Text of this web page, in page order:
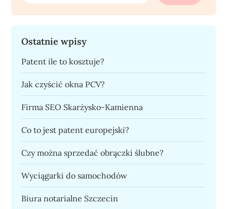
Ostatnie wpisy
Patent ile to kosztuje?
Jak czyścić okna PCV?
Firma SEO Skarżysko-Kamienna
Co to jest patent europejski?
Czy można sprzedać obrączki ślubne?
Wyciągarki do samochodów
Biura notarialne Szczecin